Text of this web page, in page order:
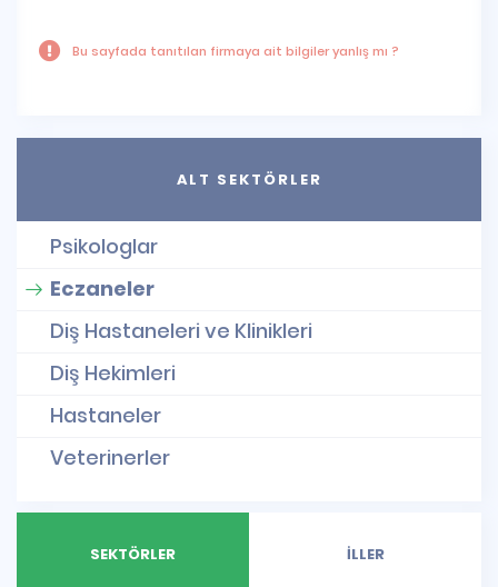
Bu sayfada tanıtılan firmaya ait bilgiler yanlış mı ?
ALT SEKTÖRLER
Psikologlar
Eczaneler
Diş Hastaneleri ve Klinikleri
Diş Hekimleri
Hastaneler
Veterinerler
SEKTÖRLER İLLER